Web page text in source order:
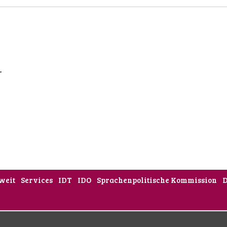
Services IDT IDO Sprachenpolitische Kommission